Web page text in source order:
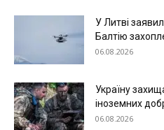
У Литві
Балтію
06.08.2026
Україну
іноземних
06.08.2026